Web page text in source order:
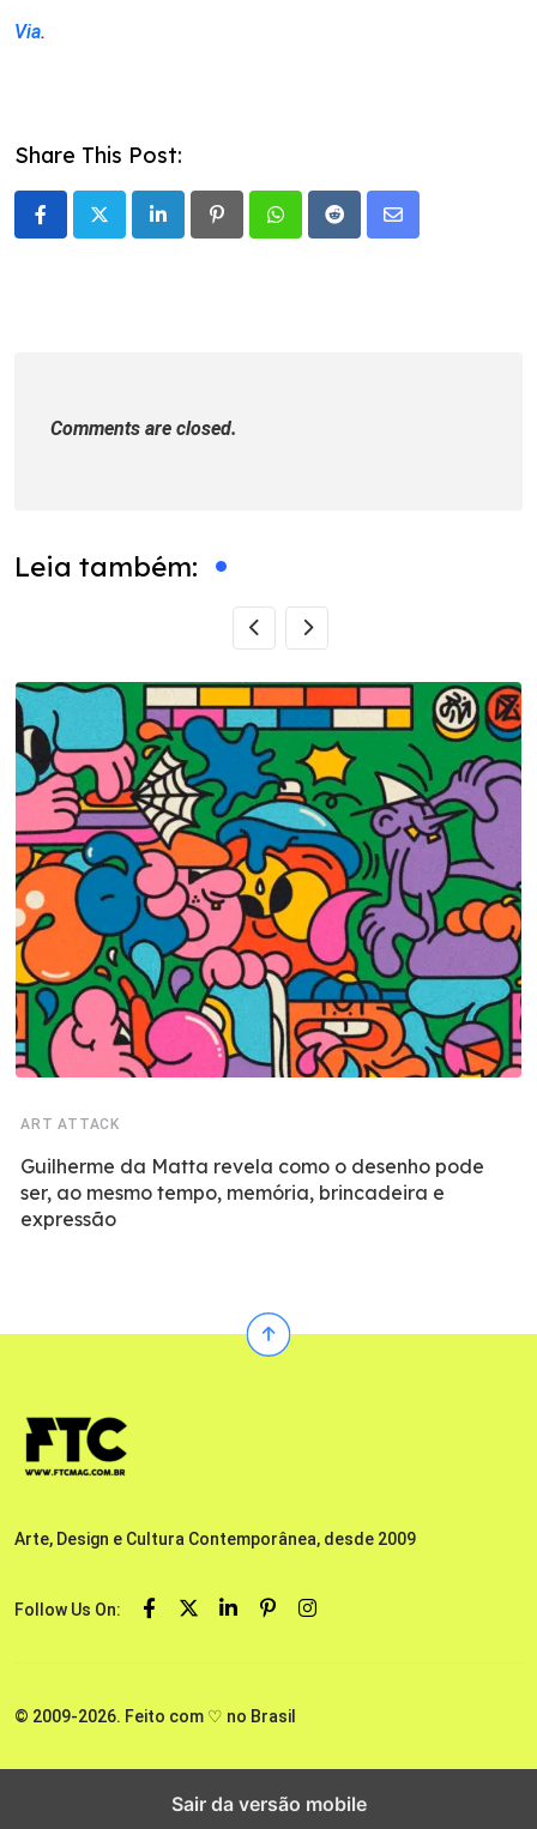
Via.
Share This Post:
LinkedIn PinterestWhatsappRedditShare
Comments are closed.
Leia também:
ART ATTACK
Guilherme da Matta revela como o desenho pode
ser, ao mesmo tempo, memória, brincadeira e
expressão
Arte, Design e Cultura Contemporânea, desde 2009
Follow Us On:
© 2009-2026. Feito com ♡ no Brasil
Sair da versão mobile